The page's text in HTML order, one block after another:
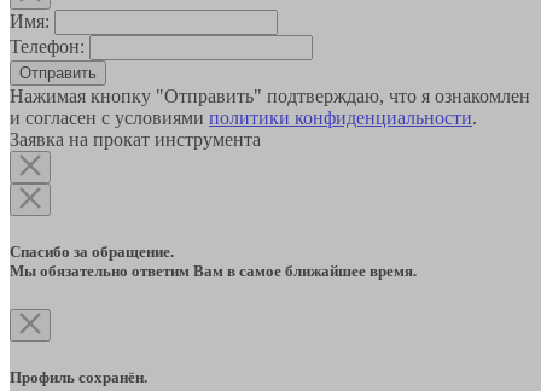
Имя:
Телефон:
Отправить
Нажимая кнопку "Отправить" подтверждаю, что я ознакомлен
и согласен с условиями политики конфиденциальности.
Заявка на прокат инструмента
Спасибо за обращение.
Мы обязательно ответим Вам в самое ближайшее время.
Профиль сохранён.